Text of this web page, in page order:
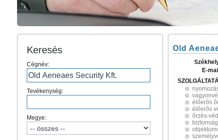
Keresés
Cégnév:
Tevékenység:
Megye:
Old
E-
élőerős
élőerős
őrzés-